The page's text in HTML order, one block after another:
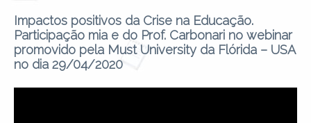
Impactos positivos da Crise na Educação.
Participação mia e do Prof. Carbonari no webinar
promovido pela Must University da Flórida – USA
no dia 29/04/2020